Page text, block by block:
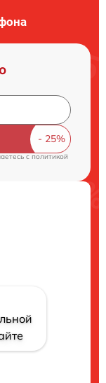
c политикой